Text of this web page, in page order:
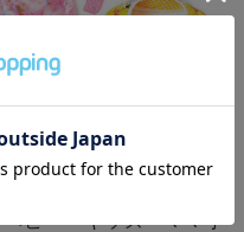
ベビー・キッズ・ママ小